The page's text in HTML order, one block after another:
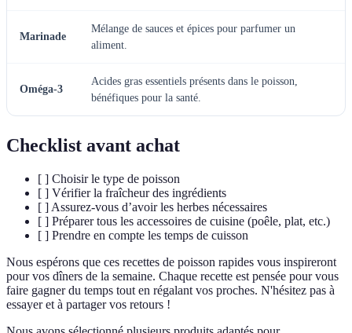
Marinade
Mélange de sauces et épices pour parfumer un
aliment.
Oméga-3
Acides gras essentiels présents dans le poisson,
bénéfiques pour la santé.
Checklist avant achat
[ ] Choisir le type de poisson
[ ] Vérifier la fraîcheur des ingrédients
[ ] Assurez-vous d’avoir les herbes nécessaires
[ ] Préparer tous les accessoires de cuisine (poêle, plat, etc.)
[ ] Prendre en compte les temps de cuisson
Nous espérons que ces recettes de poisson rapides vous inspireront
pour vos dîners de la semaine. Chaque recette est pensée pour vous
faire gagner du temps tout en régalant vos proches. N'hésitez pas à
essayer et à partager vos retours !